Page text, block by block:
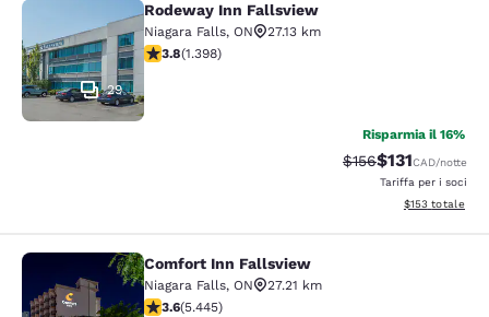
Rodeway Inn Fallsview
29
Rodeway Inn Fallsview
Niagara Falls, ON
27.13 km
Valutazione di 3.84 stelle. Buono. 1398 recensioni
3.8(1.398)
Risparmia il 16%
Tariffa di
$156Tariffa
$131CAD/notte
Tariffa per i soci
Visualizza i
$153 totale
Comfort Inn Fallsview
Comfort Inn Fallsview
Niagara Falls, ON
27.21 km
Valutazione di 3.63 stelle. Buono. 5445 recensioni
3.6(5.445)